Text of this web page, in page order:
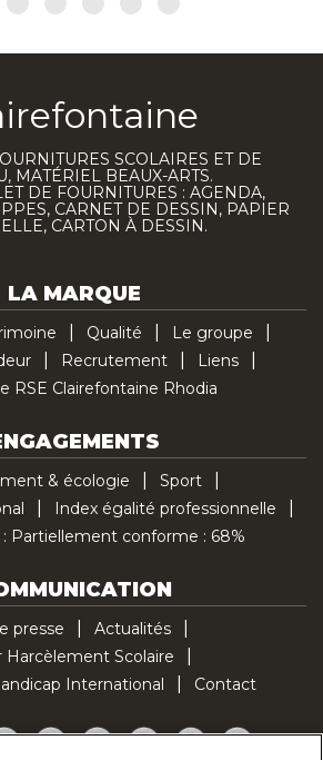
SCOLAIRES ET DE
MATÉRIEL BEAUX-ARTS.
DE FOURNITURES : AGENDA,
CARNET DE DESSIN, PAPIER
CARTON À DESSIN.
LA MARQUE
Qualité
Le groupe
Recrutement
Liens
RSE Clairefontaine Rhodia
& écologie
Sport
Index égalité professionnelle
: Partiellement conforme : 68%
presse
Actualités
Harcèlement Scolaire
International
Contact
TwitterYouTubePinterestInstagramLinkedInTikTok